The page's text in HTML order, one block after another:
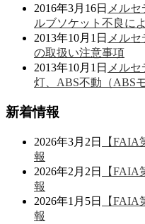
2016年3月16日 メル
ルブソケット不良に
2013年10月1日 メル
の取扱い注意事項
2013年10月1日 メル
灯、ABS不動（ABS
新着情報
2026年3月2日
【
報
2026年2月2日
【
報
2026年1月5日
【
報